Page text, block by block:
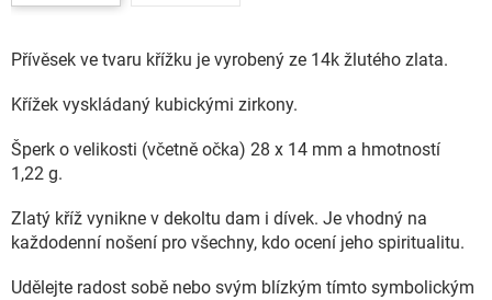
Přívěsek ve tvaru křížku je vyrobený ze 14k žlutého zlata.
Křížek vyskládaný kubickými zirkony.
Šperk o velikosti (včetně očka) 28 x 14 mm a hmotností
1,22 g.
Zlatý kříž vynikne v dekoltu dam i dívek. Je vhodný na
každodenní nošení pro všechny, kdo ocení jeho spiritualitu.
Udělejte radost sobě nebo svým blízkým tímto symbolickým